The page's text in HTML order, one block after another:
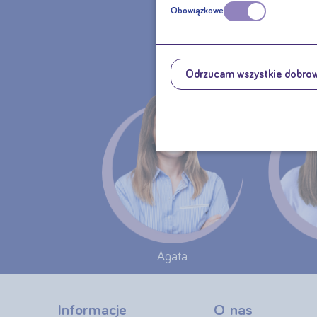
Agata
Informacje O nas
Obowiązkowe
Odrzucam wszystkie